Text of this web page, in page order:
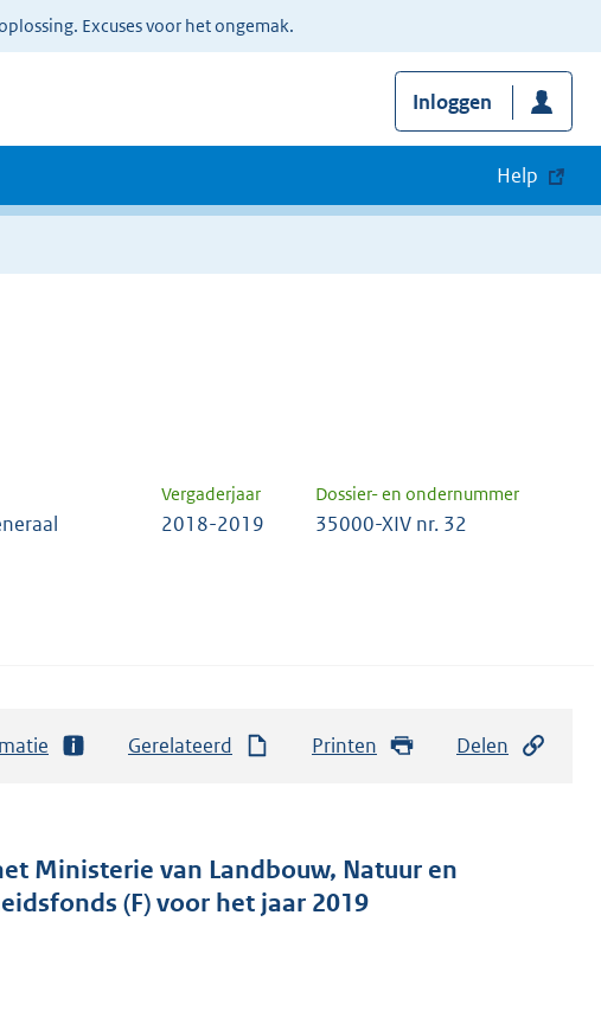
Excuses voor het ongemak.
Inloggen
Help
Vergaderjaar Dossier- en ondernummer
2018-2019 35000-XIV nr. 32
Gerelateerd Printen Delen
Ministerie van Landbouw, Natuur en
(F) voor het jaar 2019